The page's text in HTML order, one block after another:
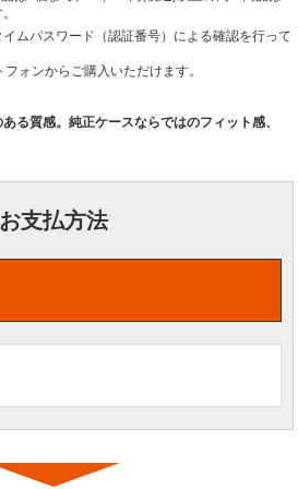
ムパスワード（認証番号）による確認を行って
ォンからご購入いただけます。
る質感。純正ケースならではのフィット感、
お支払方法